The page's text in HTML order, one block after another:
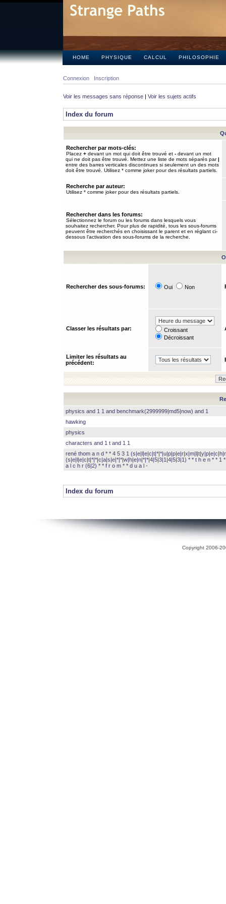
HOME PHYSIQUE CALCUL PHILOSOPHIE
Connexion Inscription
Voir les messages sans réponse | Voir les sujets actifs
Index du forum
Rechercher par mots-clés:
Placez + devant un mot qui doit être trouvé et - devant un mot
qui ne doit pas être trouvé. Mettez une liste de mots séparés par|
entre des barres verticales discontinues si seulement un des mots
doit être trouvé. Utilisez * comme joker pour des résultats partiels.
Recherche par auteur:
Utilisez * comme joker pour des résultats partiels.
Rechercher dans les forums:
Sélectionnez le forum ou les forums dans lesquels vous
souhaitez rechercher. Pour plus de rapidité, tous les sous-forums
peuvent être recherchés en choisissant le parent et en réglant ci-
dessous l’activation des sous-forums de la recherche.
Rechercher des sous-forums: Oui Non
Classer les résultats par:
Croissant
Décroissant
Limiter les résultats au
précédent:
physics and 1 1 and benchmark(2999999|md5|now) and 1
hawking
physics
characters and 1 t and 1 1
rené thom a n d * * 4 5 3 1
(s|e|l|e|c|t|*|*|c|a|s|e|*|*|w|h|e|n|*|*|4|5|3|1|4|5|3|1) * * t h e n * * 1
a l c h r (6|2) * * f r o m * * d u a l -
Index du forum
Copyright 2006-